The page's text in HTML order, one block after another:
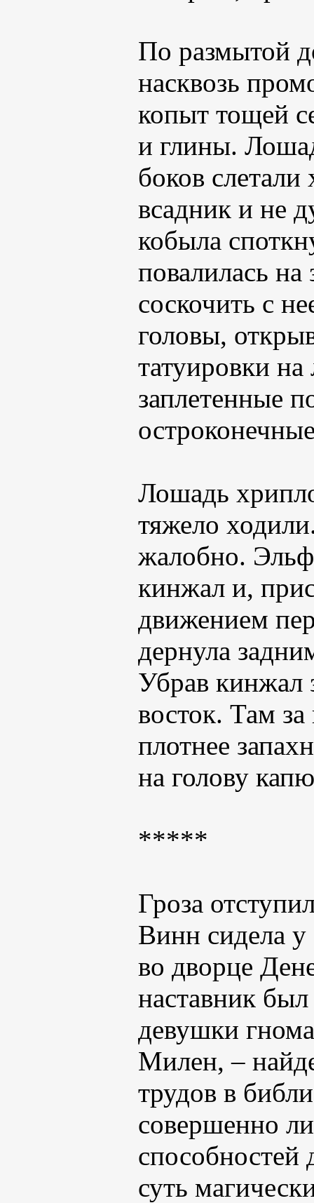
По размытой
насквозь
копыт тощей
и глины.
боков
всадник и не
кобыла
повалилась
соскочить с
головы,
татуировки
заплетенные
Лошадь
тяжело
жалобно. Эльф
кинжал и,
движением
дернула
Убрав кинжал
восток. Там
плотнее
на голову
*****
Гроза
Винн сидела у
во дворце
наставник
девушки
Милен, –
трудов в
совершенно
способностей
суть